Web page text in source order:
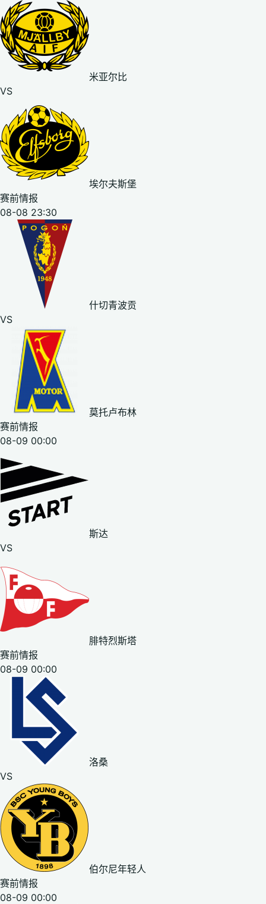
米亚尔比
VS
埃尔夫斯堡
赛前情报
08-08 23:30
什切青波贡
VS
莫托卢布林
赛前情报
08-09 00:00
斯达
VS
腓特烈斯塔
赛前情报
08-09 00:00
洛桑
VS
伯尔尼年轻人
赛前情报
08-09 00:00